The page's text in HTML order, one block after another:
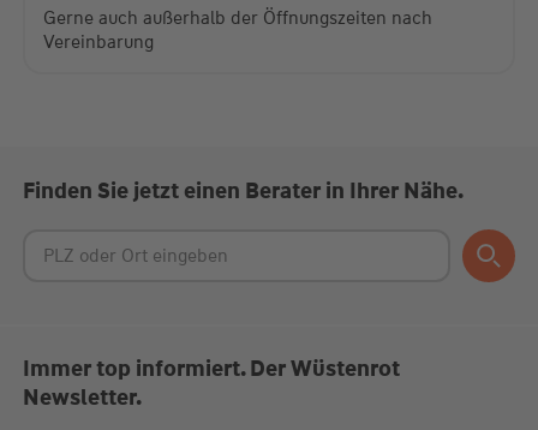
Gerne auch außerhalb der Öffnungszeiten nach
Vereinbarung
Finden Sie jetzt einen Berater in Ihrer Nähe.
Immer top informiert. Der Wüstenrot
Newsletter.